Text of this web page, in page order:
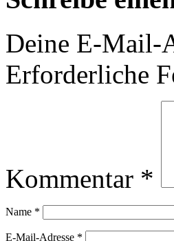
Deine E-Mail-
Erforderliche
Kommentar *
Name *
E-Mail-Adresse *